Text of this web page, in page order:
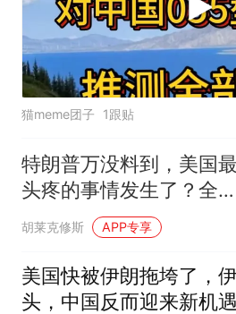
猫meme团子 1跟贴
特朗普万没料到，美国最
头疼的事情发生了？全世
界都该感谢伊朗！
胡莱克修斯 APP专享
美国快被伊朗拖垮了，
头，中国反而迎来新机